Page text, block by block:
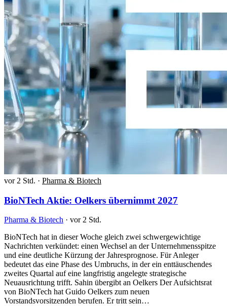
vor 2 Std. · Pharma & Biotech
BioNTech Aktie: Oelkers übernimmt 2027
Pharma & Biotech · vor 2 Std.
BioNTech hat in dieser Woche gleich zwei schwergewichtige
Nachrichten verkündet: einen Wechsel an der Unternehmensspitze
und eine deutliche Kürzung der Jahresprognose. Für Anleger
bedeutet das eine Phase des Umbruchs, in der ein enttäuschendes
zweites Quartal auf eine langfristig angelegte strategische
Neuausrichtung trifft. Sahin übergibt an Oelkers Der Aufsichtsrat
von BioNTech hat Guido Oelkers zum neuen
Vorstandsvorsitzenden berufen. Er tritt sein…